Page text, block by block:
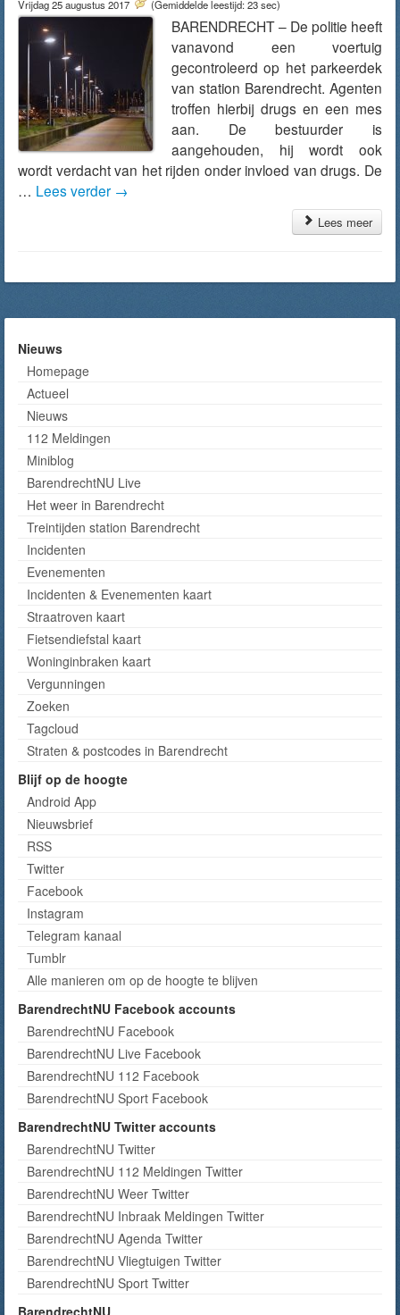
Vrijdag 25 augustus 2017 (Gemiddelde leestijd: 23 sec)
BARENDRECHT – De politie heeft
vanavond een voertuig
gecontroleerd op het parkeerdek
van station Barendrecht. Agenten
troffen hierbij drugs en een mes
aan. De bestuurder is
aangehouden, hij wordt ook
wordt verdacht van het rijden onder invloed van drugs. De
… Lees verder →
Lees meer
Nieuws
Homepage
Actueel
Nieuws
112 Meldingen
Miniblog
BarendrechtNU Live
Het weer in Barendrecht
Treintijden station Barendrecht
Incidenten
Evenementen
Incidenten & Evenementen kaart
Straatroven kaart
Fietsendiefstal kaart
Woninginbraken kaart
Vergunningen
Zoeken
Tagcloud
Straten & postcodes in Barendrecht
Blijf op de hoogte
Android App
Nieuwsbrief
RSS
Twitter
Facebook
Instagram
Telegram kanaal
Tumblr
Alle manieren om op de hoogte te blijven
BarendrechtNU Facebook accounts
BarendrechtNU Facebook
BarendrechtNU Live Facebook
BarendrechtNU 112 Facebook
BarendrechtNU Sport Facebook
BarendrechtNU Twitter accounts
BarendrechtNU Twitter
BarendrechtNU 112 Meldingen Twitter
BarendrechtNU Weer Twitter
BarendrechtNU Inbraak Meldingen Twitter
BarendrechtNU Agenda Twitter
BarendrechtNU Vliegtuigen Twitter
BarendrechtNU Sport Twitter
BarendrechtNU